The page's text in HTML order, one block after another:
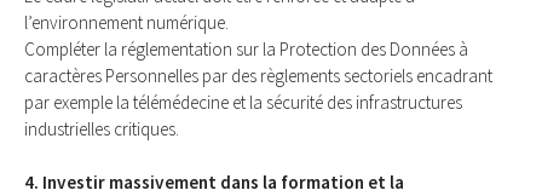
l’environnement numérique.
Compléter la réglementation sur la Protection des Données à
caractères Personnelles par des règlements sectoriels encadrant
par exemple la télémédecine et la sécurité des infrastructures
industrielles critiques.
4. Investir massivement dans la formation et la